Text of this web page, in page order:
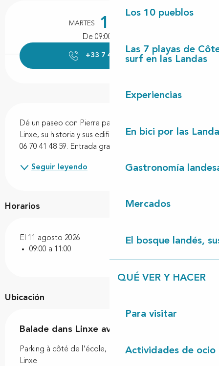
Los 10 pueblos
Las 7 playas de
surf en las Landas
Experiencias
En bici por las
Gastronomía
Mercados
El bosque landés,
QUÉ VER Y HACER
Para visitar
Actividades de ocio
Horarios y datos de contacto
MARTES 11
De 09:00 a 11:00
+33 7 43 40 22▒▒
Dé un paseo con Pierre para descubrir el pueblo de
Linxe, su historia y sus edificios. Para reservar, llame al
06 70 41 48 59. Entrada gratuita.
Seguir leyendo
Horarios
El 11 agosto 2026
09:00 a 11:00
Ubicación
Balade dans Linxe avec Pierre
Parking à côté de l'école, Rue des jardins, 40260
Linxe